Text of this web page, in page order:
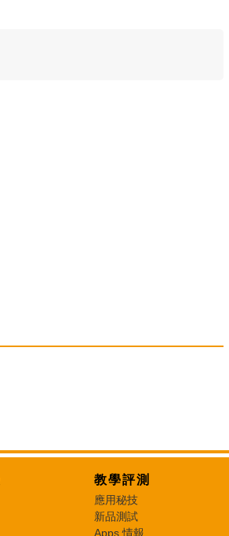
教學評測
應用秘技
新品測試
Apps 情報